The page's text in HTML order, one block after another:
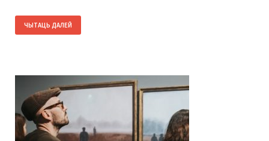
ЧЫТАЦЬ ДАЛЕЙ